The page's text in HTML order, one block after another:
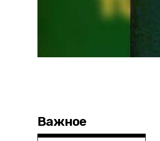
Важное